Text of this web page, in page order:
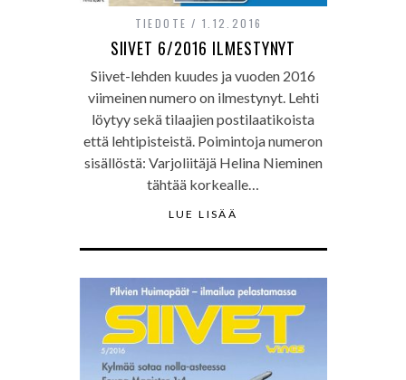
TIEDOTE 1.12.2016
SIIVET 6/2016 ILMESTYNYT
Siivet-lehden kuudes ja vuoden 2016
viimeinen numero on ilmestynyt. Lehti
löytyy sekä tilaajien postilaatikoista
että lehtipisteistä. Poimintoja numeron
sisällöstä: Varjoliitäjä Helina Nieminen
tähtää korkealle…
LUE LISÄÄ